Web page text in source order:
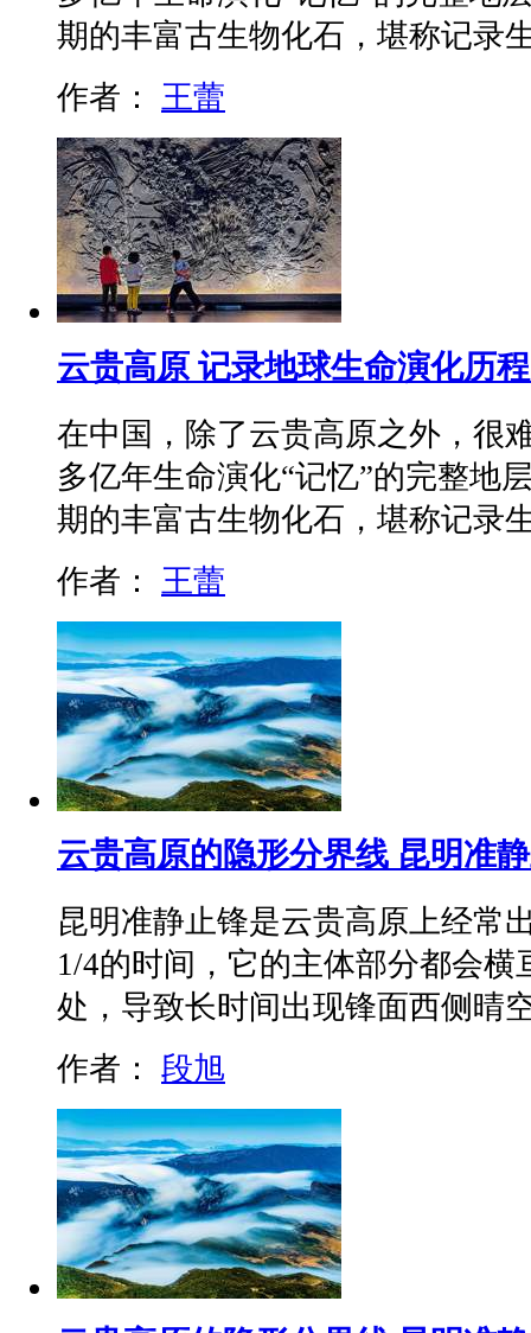
期的丰富古生物化石，堪称记
作者： 王蕾
云贵高原 记录地球生命演化历
在中国，除了云贵高原之外，很
多亿年生命演化“记忆”的完整地
期的丰富古生物化石，堪称记
作者： 王蕾
云贵高原的隐形分界线 昆明准
昆明准静止锋是云贵高原上经常
1/4的时间，它的主体部分都会
处，导致长时间出现锋面西侧
作者： 段旭